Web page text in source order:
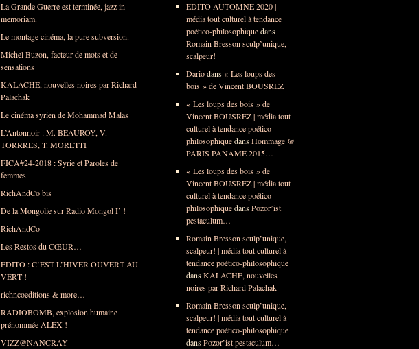
La Grande Guerre est terminée, jazz in
memoriam.
Le montage cinéma, la pure subversion.
Michel Buzon, facteur de mots et de
sensations
KALACHE, nouvelles noires par Richard
Palachak
Le cinéma syrien de Mohammad Malas
L’Antonnoir : M. BEAUROY, V.
TORRRES, T. MORETTI
FICA#24-2018 : Syrie et Paroles de
femmes
RichAndCo bis
De la Mongolie sur Radio Mongol I’ !
RichAndCo
Les Restos du CŒUR…
EDITO : C’EST L’HIVER OUVERT AU
VERT !
richncoeditions & more…
RADIOBOMB, explosion humaine
prénommée ALEX !
VIZZ@NANCRAY
EDITO AUTOMNE 2020 |
média tout culturel à tendance
poético-philosophiquedans
Romain Bresson sculp’unique,
scalpeur!
Dariodans« Les loups des
bois » de Vincent BOUSREZ
« Les loups des bois » de
Vincent BOUSREZ | média tout
culturel à tendance poético-
philosophiquedansHommage @
PARIS PANAME 2015…
« Les loups des bois » de
Vincent BOUSREZ | média tout
culturel à tendance poético-
philosophiquedansPozor’ist
pestaculum…
Romain Bresson sculp’unique,
scalpeur! | média tout culturel à
tendance poético-philosophique
dansKALACHE, nouvelles
noires par Richard Palachak
Romain Bresson sculp’unique,
scalpeur! | média tout culturel à
tendance poético-philosophique
dansPozor’ist pestaculum…